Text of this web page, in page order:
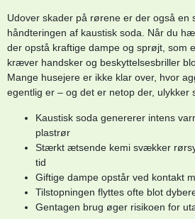
Udover skader på rørene er der også en
håndteringen af kaustisk soda. Når du
der opstå kraftige dampe og sprøjt, som
kræver handsker og beskyttelsesbriller
Mange husejere er ikke klar over, hvor
egentlig er – og det er netop der, ulykker
Kaustisk soda genererer intens
plastrør
Stærkt ætsende kemi svækker
tid
Giftige dampe opstår ved kontakt
Tilstopningen flyttes ofte blot
Gentagen brug øger risikoen for